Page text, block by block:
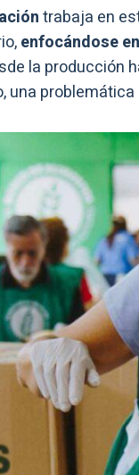
trabaja en
enfocándose
la producción
una